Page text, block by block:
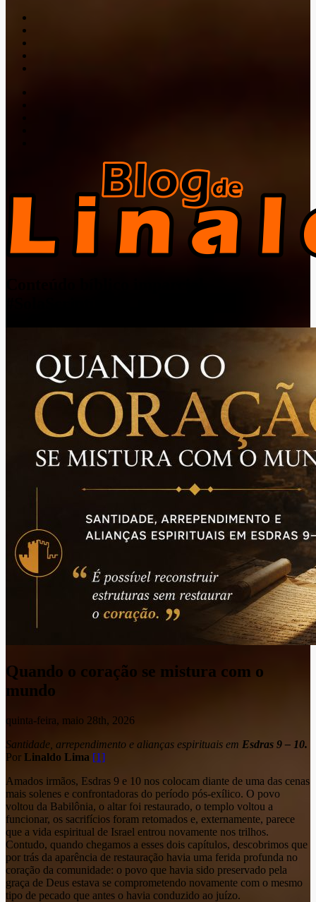
Quando o coração se mistura com o
mundo
quinta-feira, maio 28th, 2026
Santidade, arrependimento e alianças espirituais em Esdras 9 – 10.
Por Linaldo Lima [1]
Amados irmãos, Esdras 9 e 10 nos colocam diante de uma das cenas
mais solenes e confrontadoras do período pós-exílico. O povo
voltou da Babilônia, o altar foi restaurado, o templo voltou a
funcionar, os sacrifícios foram retomados e, externamente, parece
que a vida espiritual de Israel entrou novamente nos trilhos.
Contudo, quando chegamos a esses dois capítulos, descobrimos que
por trás da aparência de restauração havia uma ferida profunda no
coração da comunidade: o povo que havia sido preservado pela
graça de Deus estava se comprometendo novamente com o mesmo
tipo de pecado que antes o havia conduzido ao juízo.